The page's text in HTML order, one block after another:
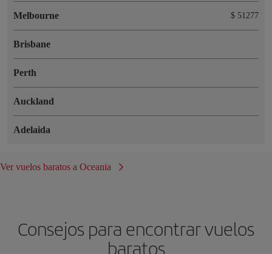
Melbourne $ 51277
Brisbane
Perth
Auckland
Adelaida
Ver vuelos baratos a Oceania
Consejos para encontrar vuelos
baratos